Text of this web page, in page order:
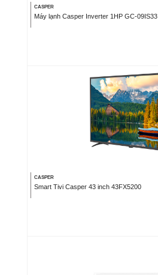
CASPER
Máy lạnh Casper Inverter 1HP GC-09IS33
CASPER
Smart Tivi Casper 43 inch 43FX5200